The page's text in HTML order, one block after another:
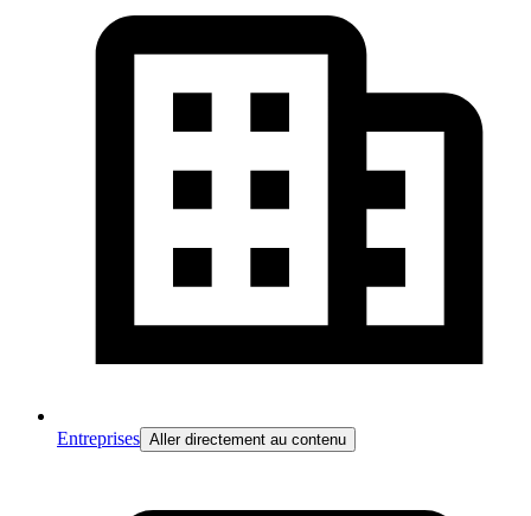
Entreprises Aller directement au contenu